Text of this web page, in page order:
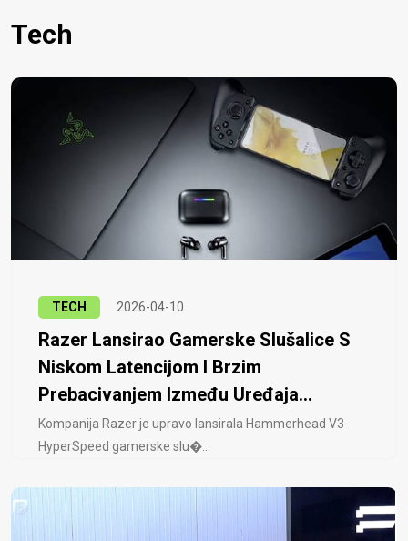
Tech
TECH 2026-04-10
Razer Lansirao Gamerske Slušalice S
Niskom Latencijom I Brzim
Prebacivanjem Između Uređaja...
Kompanija Razer je upravo lansirala Hammerhead V3
HyperSpeed ​​gamerske slu�..